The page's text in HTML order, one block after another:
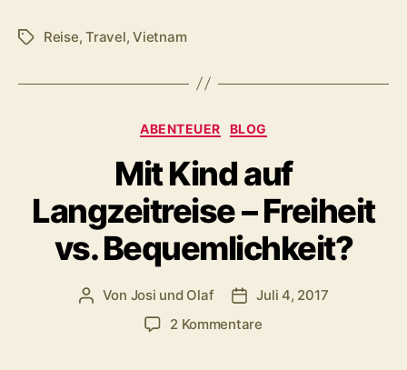
Schlagwörter
Reise,Travel,Vietnam
Kategorien
ABENTEUER BLOG
Mit Kind auf
Langzeitreise – Freiheit
vs. Bequemlichkeit?
Beitragsautor
Von Josi und Olaf Veröffentlichungsdatum
Juli 4, 2017
2 Kommentarezu